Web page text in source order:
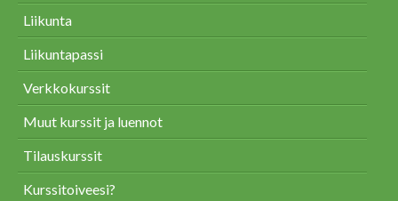
Liikunta
Liikuntapassi
Verkkokurssit
Muut kurssit ja luennot
Tilauskurssit
Kurssitoiveesi?